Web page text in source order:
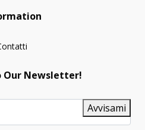
Our Newsletter!
Avvisami